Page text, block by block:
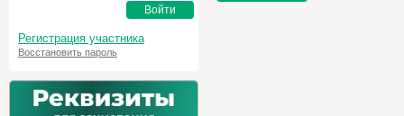
Войти
Регистрация участника
Восстановить пароль